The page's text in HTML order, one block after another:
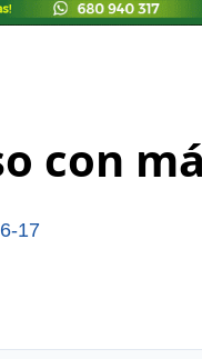
con
17